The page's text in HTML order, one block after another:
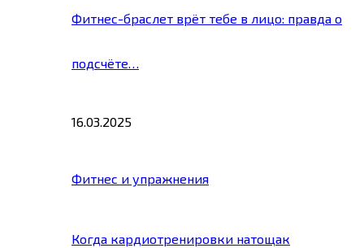
Фитнес-браслет врёт тебе в лицо: правда о
подсчёте…
16.03.2025
Фитнес и упражнения
Когда кардиотренировки натощак